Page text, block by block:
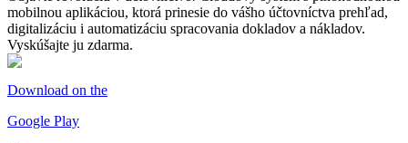
mobilnou aplikáciou, ktorá prinesie do vášho účtovníctva prehľad,
digitalizáciu i automatizáciu spracovania dokladov a nákladov.
Vyskúšajte ju zdarma.
Download on the
Google Play